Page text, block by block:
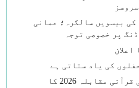
بیسویں سالگرہ؛ عمانی
پر خصوصی توجہ
اعلان
کی یاد ستاتی ہے
سلطان قابوس بین الاقوامی قرآنی مقابلہ 2026 کا